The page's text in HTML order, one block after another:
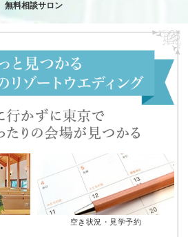
無料相談サロン
空き状況・見学予約